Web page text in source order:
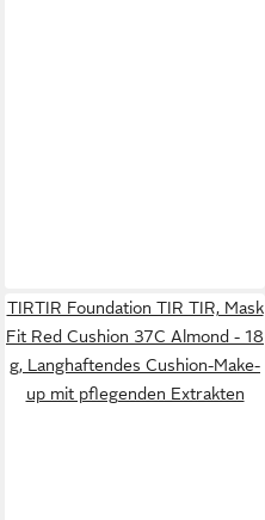
TIRTIR Foundation TIR TIR, Mask
Fit Red Cushion 37C Almond - 18
g, Langhaftendes Cushion-Make-
up mit pflegenden Extrakten